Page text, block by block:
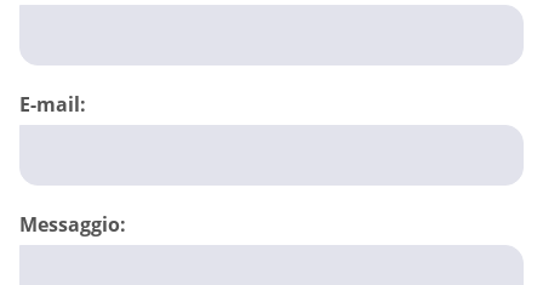
E-mail:
Messaggio: